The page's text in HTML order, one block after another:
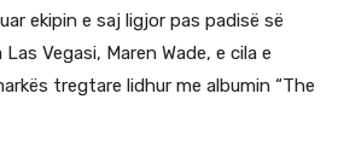
ekipin e saj ligjor pas padisë së
Vegasi, Maren Wade, e cila e
tregtare lidhur me albumin “The